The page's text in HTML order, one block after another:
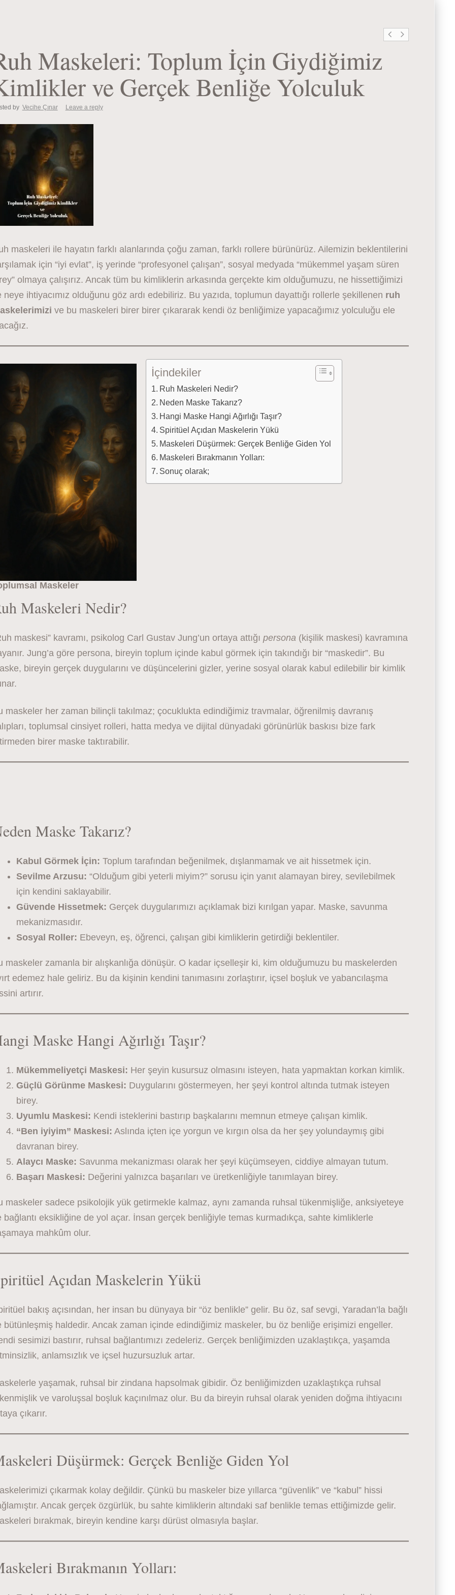
Maskeleri: Toplum İçin Giydiğimiz
ve Gerçek Benliğe Yolculuk
by Vecihe Çınar Leave a reply
maskeleri ile hayatın farklı alanlarında çoğu zaman, farklı rollere bürünürüz. Ailemizin beklentilerini
için “iyi evlat”, iş yerinde “profesyonel çalışan”, sosyal medyada “mükemmel yaşam süren
olmaya çalışırız. Ancak tüm bu kimliklerin arkasında gerçekte kim olduğumuzu, ne hissettiğimizi
neye ihtiyacımız olduğunu göz ardı edebiliriz. Bu yazıda, toplumun dayattığı rollerle şekillenen ruh
ve bu maskeleri birer birer çıkararak kendi öz benliğimize yapacağımız yolculuğu ele
Maskeler
İçindekiler
Ruh Maskeleri Nedir?
Neden Maske Takarız?
Hangi Maske Hangi Ağırlığı Taşır?
Spiritüel Açıdan Maskelerin Yükü
Maskeleri Düşürmek: Gerçek Benliğe Giden Yol
Maskeleri Bırakmanın Yolları:
Sonuç olarak;
Maskeleri Nedir?
maskesi” kavramı, psikolog Carl Gustav Jung’un ortaya attığı persona(kişilik maskesi) kavramına
Jung’a göre persona, bireyin toplum içinde kabul görmek için takındığı bir “maskedir”. Bu
bireyin gerçek duygularını ve düşüncelerini gizler, yerine sosyal olarak kabul edilebilir bir kimlik
maskeler her zaman bilinçli takılmaz; çocuklukta edindiğimiz travmalar, öğrenilmiş davranış
toplumsal cinsiyet rolleri, hatta medya ve dijital dünyadaki görünürlük baskısı bize fark
birer maske taktırabilir.
Maske Takarız?
Kabul Görmek İçin: Toplum tarafından beğenilmek, dışlanmamak ve ait hissetmek için.
Sevilme Arzusu: “Olduğum gibi yeterli miyim?” sorusu için yanıt alamayan birey, sevilebilmek
için kendini saklayabilir.
Güvende Hissetmek: Gerçek duygularımızı açıklamak bizi kırılgan yapar. Maske, savunma
mekanizmasıdır.
Sosyal Roller: Ebeveyn, eş, öğrenci, çalışan gibi kimliklerin getirdiği beklentiler.
maskeler zamanla bir alışkanlığa dönüşür. O kadar içselleşir ki, kim olduğumuzu bu maskelerden
edemez hale geliriz. Bu da kişinin kendini tanımasını zorlaştırır, içsel boşluk ve yabancılaşma
artırır.
Maske Hangi Ağırlığı Taşır?
Mükemmeliyetçi Maskesi: Her şeyin kusursuz olmasını isteyen, hata yapmaktan korkan kimlik.
Güçlü Görünme Maskesi: Duygularını göstermeyen, her şeyi kontrol altında tutmak isteyen
birey.
Uyumlu Maskesi: Kendi isteklerini bastırıp başkalarını memnun etmeye çalışan kimlik.
“Ben iyiyim” Maskesi: Aslında içten içe yorgun ve kırgın olsa da her şey yolundaymış gibi
davranan birey.
Alaycı Maske: Savunma mekanizması olarak her şeyi küçümseyen, ciddiye almayan tutum.
Başarı Maskesi: Değerini yalnızca başarıları ve üretkenliğiyle tanımlayan birey.
maskeler sadece psikolojik yük getirmekle kalmaz, aynı zamanda ruhsal tükenmişliğe, anksiyeteye
bağlantı eksikliğine de yol açar. İnsan gerçek benliğiyle temas kurmadıkça, sahte kimliklerle
mahkûm olur.
Açıdan Maskelerin Yükü
bakış açısından, her insan bu dünyaya bir “öz benlikle” gelir. Bu öz, saf sevgi, Yaradan’la bağlı
bütünleşmiş haldedir. Ancak zaman içinde edindiğimiz maskeler, bu öz benliğe erişimizi engeller.
sesimizi bastırır, ruhsal bağlantımızı zedeleriz. Gerçek benliğimizden uzaklaştıkça, yaşamda
anlamsızlık ve içsel huzursuzluk artar.
yaşamak, ruhsal bir zindana hapsolmak gibidir. Öz benliğimizden uzaklaştıkça ruhsal
ve varoluşsal boşluk kaçınılmaz olur. Bu da bireyin ruhsal olarak yeniden doğma ihtiyacını
çıkarır.
Düşürmek: Gerçek Benliğe Giden Yol
çıkarmak kolay değildir. Çünkü bu maskeler bize yıllarca “güvenlik” ve “kabul” hissi
Ancak gerçek özgürlük, bu sahte kimliklerin altındaki saf benlikle temas ettiğimizde gelir.
bırakmak, bireyin kendine karşı dürüst olmasıyla başlar.
Bırakmanın Yolları: